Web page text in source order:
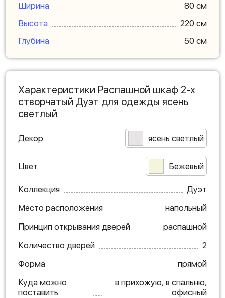
Ширина
80 см
Высота
220 см
Глубина
50 см
Характеристики Распашной шкаф 2-х
створчатый Дуэт для одежды ясень
светлый
Декор ясень светлый
Цвет Бежевый
Коллекция
Дуэт
Место расположения
напольный
Принцип открывания дверей
распашной
Количество дверей
2
Форма
прямой
Куда можно
поставить
в прихожую, в спальню,
офисный